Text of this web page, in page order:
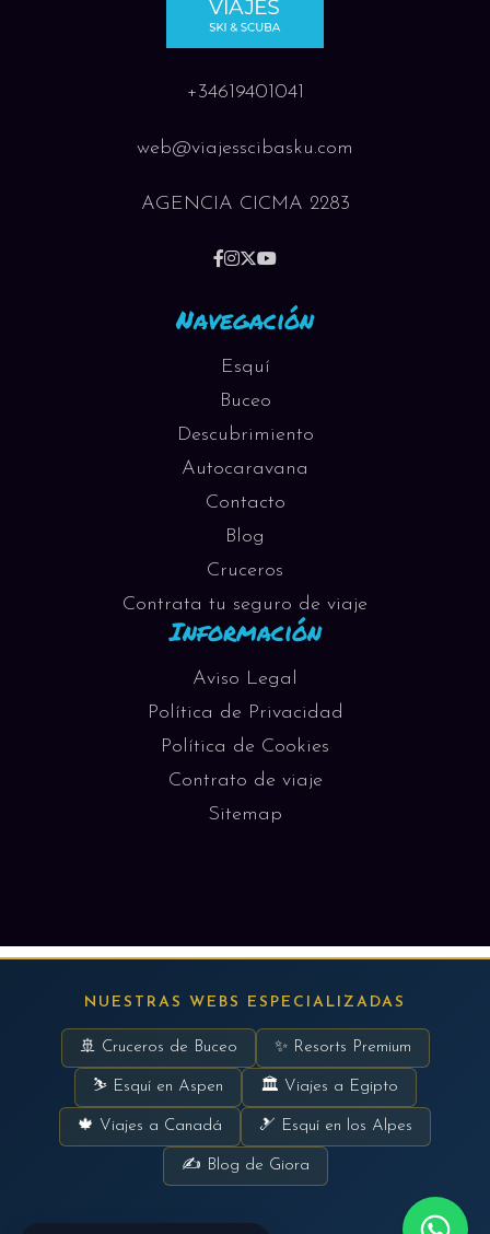
+34619401041
web@viajesscibasku.com
AGENCIA CICMA 2283
Navegación
Esquí
Buceo
Descubrimiento
Autocaravana
Contacto
Blog
Cruceros
Contrata tu seguro de viaje
Información
Aviso Legal
Política de Privacidad
Política de Cookies
Contrato de viaje
Sitemap
NUESTRAS WEBS ESPECIALIZADAS
🚢 Cruceros de Buceo ✨ Resorts Premium
⛷ Esquí en Aspen 🏛 Viajes a Egipto
🍁 Viajes a Canadá 🎿 Esquí en los Alpes
✍ Blog de Giora